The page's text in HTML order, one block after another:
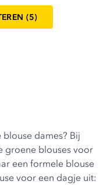
(5)
dames? Bij
groene blouses voor
een formele blouse
voor een dagje uit: